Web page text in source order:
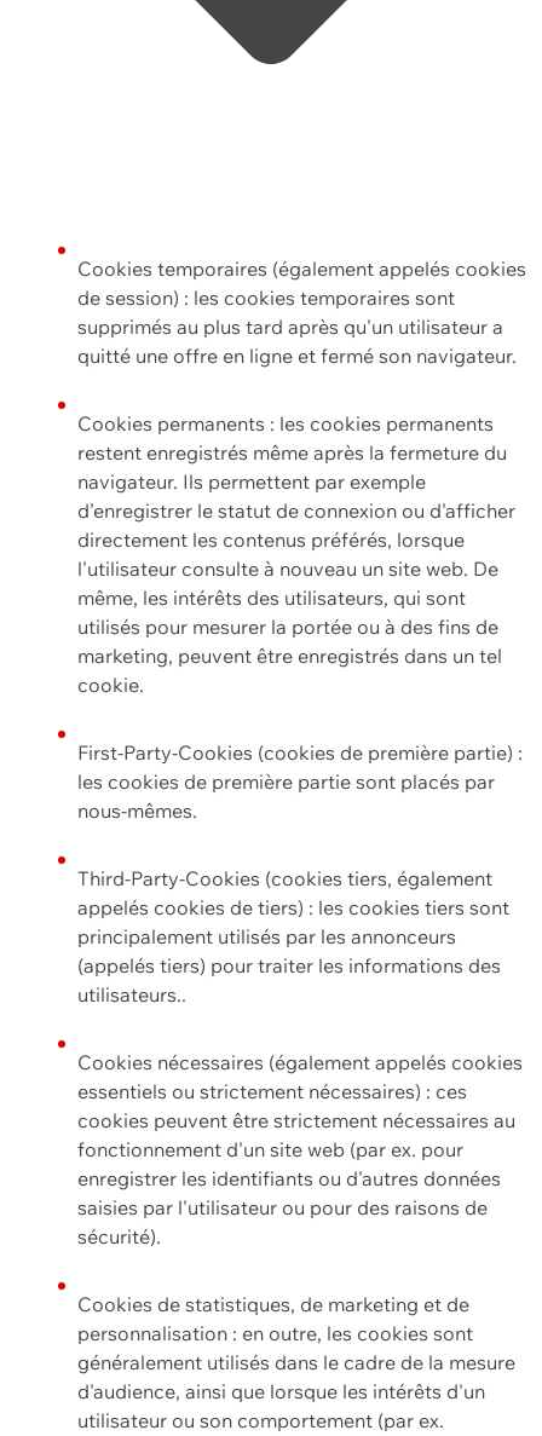
Cookies temporaires (également appelés cookies
de session) : les cookies temporaires sont
supprimés au plus tard après qu'un utilisateur a
quitté une offre en ligne et fermé son navigateur.
Cookies permanents : les cookies permanents
restent enregistrés même après la fermeture du
navigateur. Ils permettent par exemple
d'enregistrer le statut de connexion ou d'afficher
directement les contenus préférés, lorsque
l'utilisateur consulte à nouveau un site web. De
même, les intérêts des utilisateurs, qui sont
utilisés pour mesurer la portée ou à des fins de
marketing, peuvent être enregistrés dans un tel
cookie.
First-Party-Cookies (cookies de première partie) :
les cookies de première partie sont placés par
nous-mêmes.
Third-Party-Cookies (cookies tiers, également
appelés cookies de tiers) : les cookies tiers sont
principalement utilisés par les annonceurs
(appelés tiers) pour traiter les informations des
utilisateurs..
Cookies nécessaires (également appelés cookies
essentiels ou strictement nécessaires) : ces
cookies peuvent être strictement nécessaires au
fonctionnement d'un site web (par ex. pour
enregistrer les identifiants ou d'autres données
saisies par l'utilisateur ou pour des raisons de
sécurité).
Cookies de statistiques, de marketing et de
personnalisation : en outre, les cookies sont
généralement utilisés dans le cadre de la mesure
d'audience, ainsi que lorsque les intérêts d'un
utilisateur ou son comportement (par ex.